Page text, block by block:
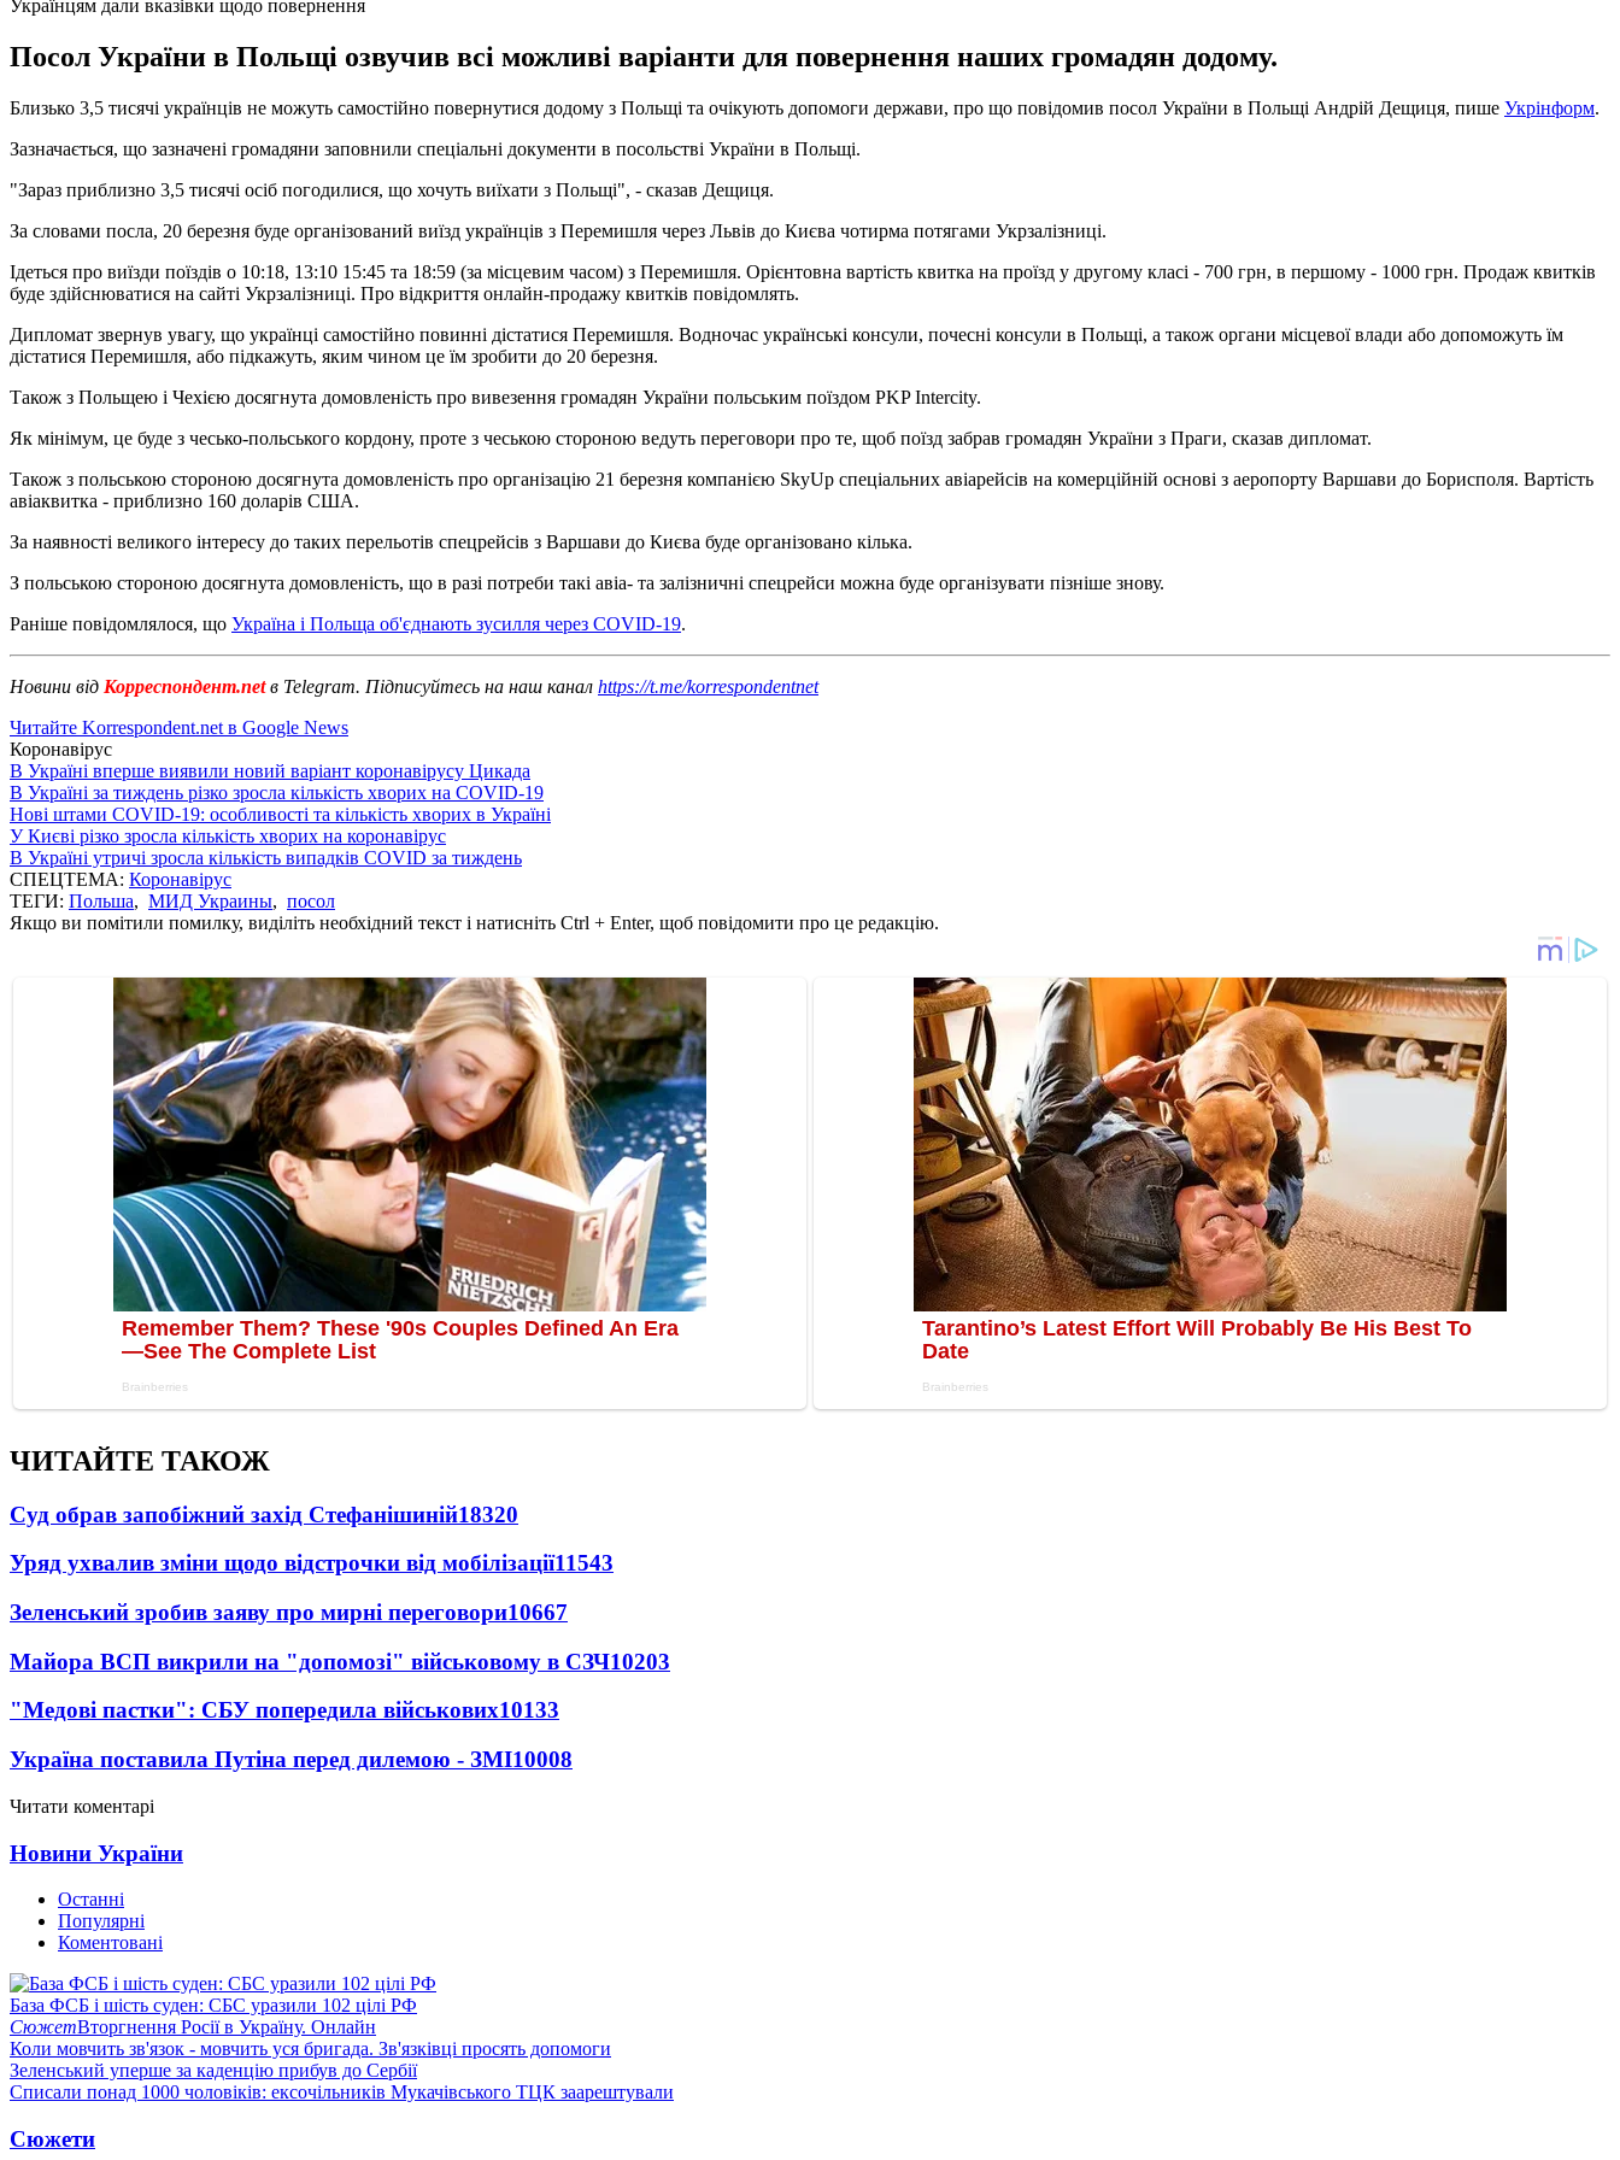
Українцям дали вказівки щодо повернення
Посол України в Польщі озвучив всі можливі варіанти для повернення наших громадян додому.
Близько 3,5 тисячі українців не можуть самостійно повернутися додому з Польщі та очікують допомоги держави, про що повідомив посол України в Польщі Андрій Дещиця, пише Укрінформ.
Зазначається, що зазначені громадяни заповнили спеціальні документи в посольстві України в Польщі.
"Зараз приблизно 3,5 тисячі осіб погодилися, що хочуть виїхати з Польщі", - сказав Дещиця.
За словами посла, 20 березня буде організований виїзд українців з Перемишля через Львів до Києва чотирма потягами Укрзалізниці.
Ідеться про виїзди поїздів о 10:18, 13:10 15:45 та 18:59 (за місцевим часом) з Перемишля. Орієнтовна вартість квитка на проїзд у другому класі - 700 грн, в першому - 1000 грн. Продаж квитків
буде здійснюватися на сайті Укрзалізниці. Про відкриття онлайн-продажу квитків повідомлять.
Дипломат звернув увагу, що українці самостійно повинні дістатися Перемишля. Водночас українські консули, почесні консули в Польщі, а також органи місцевої влади або допоможуть їм
дістатися Перемишля, або підкажуть, яким чином це їм зробити до 20 березня.
Також з Польщею і Чехією досягнута домовленість про вивезення громадян України польським поїздом PKP Intercity.
Як мінімум, це буде з чесько-польського кордону, проте з чеською стороною ведуть переговори про те, щоб поїзд забрав громадян України з Праги, сказав дипломат.
Також з польською стороною досягнута домовленість про організацію 21 березня компанією SkyUp спеціальних авіарейсів на комерційній основі з аеропорту Варшави до Борисполя. Вартість
авіаквитка - приблизно 160 доларів США.
За наявності великого інтересу до таких перельотів спецрейсів з Варшави до Києва буде організовано кілька.
З польською стороною досягнута домовленість, що в разі потреби такі авіа- та залізничні спецрейси можна буде організувати пізніше знову.
Раніше повідомлялося, що Україна і Польща об'єднають зусилля через COVID-19.
Новини від Корреспондент.netв Telegram. Підписуйтесь на наш канал https://t.me/korrespondentnet
Читайте Korrespondent.net в Google News
Коронавірус
В Україні вперше виявили новий варіант коронавірусу Цикада
В Україні за тиждень різко зросла кількість хворих на COVID-19
Нові штами COVID-19: особливості та кількість хворих в Україні
У Києві різко зросла кількість хворих на коронавірус
В Україні утричі зросла кількість випадків COVID за тиждень
СПЕЦТЕМА: Коронавірус
ТЕГИ: Польша, МИД Украины, посол
Якщо ви помітили помилку, виділіть необхідний текст і натисніть Ctrl + Enter, щоб повідомити про це редакцію.
ЧИТАЙТЕ ТАКОЖ
Суд обрав запобіжний захід Стефанішиній18320
Уряд ухвалив зміни щодо відстрочки від мобілізації11543
Зеленський зробив заяву про мирні переговори10667
Майора ВСП викрили на "допомозі" військовому в СЗЧ10203
"Медові пастки": СБУ попередила військових10133
Україна поставила Путіна перед дилемою - ЗМІ10008
Читати коментарі
Новини України
Останні
Популярні
Коментовані
База ФСБ і шість суден: СБС уразили 102 цілі РФ
СюжетВторгнення Росії в Україну. Онлайн
Коли мовчить зв'язок - мовчить уся бригада. Зв'язківці просять допомоги
Зеленський уперше за каденцію прибув до Сербії
Списали понад 1000 чоловіків: ексочільників Мукачівського ТЦК заарештували
Сюжети